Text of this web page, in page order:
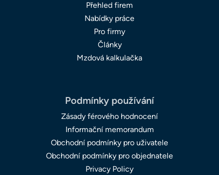
Přehled firem
Nabídky práce
Pro firmy
Články
Mzdová kalkulačka
Podmínky používání
Zásady férového hodnocení
Informační memorandum
Obchodní podmínky pro uživatele
Obchodní podmínky pro objednatele
Privacy Policy